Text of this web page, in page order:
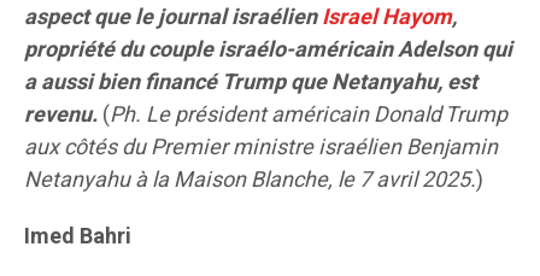
aspect que le journal israélienIsrael Hayom,
propriété du couple israélo-américain Adelson qui
a aussi bien financé Trump que Netanyahu, est
revenu.(Ph. Le président américain Donald Trump
aux côtés du Premier ministre israélien Benjamin
Netanyahu à la Maison Blanche, le 7 avril 2025.)
Imed Bahri